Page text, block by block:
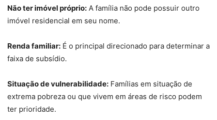
Não ter imóvel próprio: A família não pode possuir outro
imóvel residencial em seu nome.
Renda familiar: É o principal direcionado para determinar a
faixa de subsídio.
Situação de vulnerabilidade: Famílias em situação de
extrema pobreza ou que vivem em áreas de risco podem
ter prioridade.